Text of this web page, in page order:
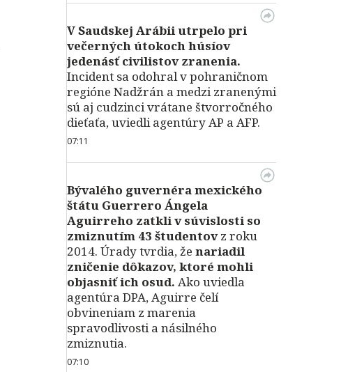
V Saudskej Arábii utrpelo pri
večerných útokoch húsíov
jedenásť civilistov zranenia.
Incident sa odohral v pohraničnom
regióne Nadžrán a medzi zranenými
sú aj cudzinci vrátane štvorročného
dieťaťa, uviedli agentúry AP a AFP.
07:11
Bývalého guvernéra mexického
štátu Guerrero Ángela
Aguirreho zatkli v súvislosti so
zmiznutím 43 študentovz roku
2014. Úrady tvrdia, že nariadil
zničenie dôkazov, ktoré mohli
objasniť ich osud. Ako uviedla
agentúra DPA, Aguirre čelí
obvineniam z marenia
spravodlivosti a násilného
zmiznutia.
07:10